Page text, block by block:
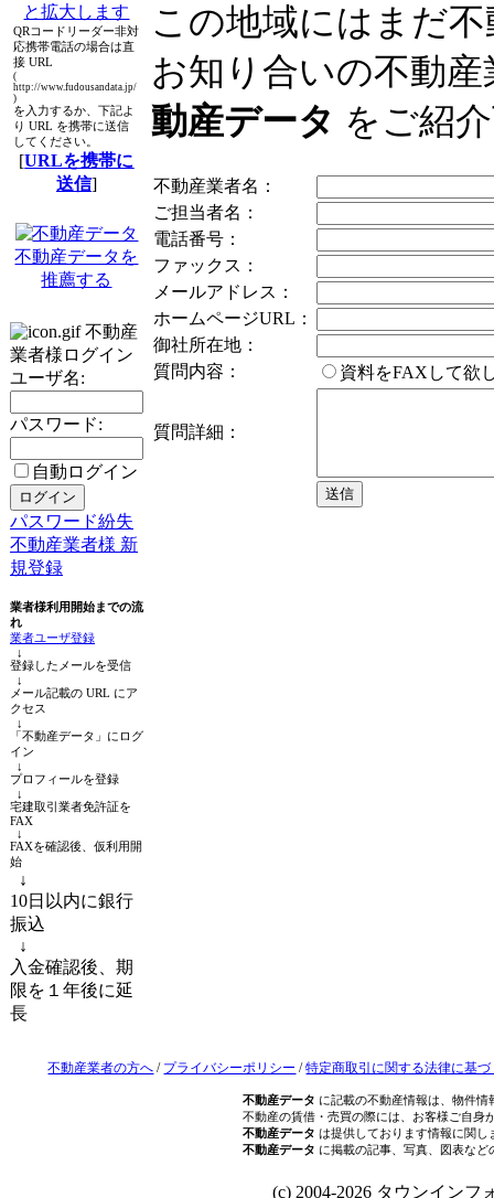
QRコードリーダー非対
応携帯電話の場合は直
接 URL
(
http://www.fudousandata.jp/
)
を入力するか、下記よ
り URL を携帯に送信
してください。
[URLを携帯に
送信]
不動産データを
推薦する
不動産
業者様ログイン
ユーザ名:
パスワード:
自動ログイン
パスワード紛失
不動産業者様 新
規登録
業者様利用開始までの流
れ
業者ユーザ登録
↓
登録したメールを受信
↓
メール記載の URL にア
クセス
↓
「不動産データ」にログ
イン
↓
プロフィールを登録
↓
宅建取引業者免許証を
FAX
↓
FAXを確認後、仮利用開
始
↓
10日以内に銀行
振込
↓
入金確認後、期
限を１年後に延
長
この地域にはまだ
お知り合いの不動
動産データ をご紹
不動産業者名：
ご担当者名：
電話番号：
ファックス：
メールアドレス：
ホームページURL：
御社所在地：
質問内容：
資料をFAXして
質問詳細：
不動産業者の方へ / プライバシーポリシー /特定商取引に関する法律に基
不動産データ に記載の不動産情報は、物件
不動産の賃借・売買の際には、お客様ご自身
不動産データ は提供しております情報に関し
不動産データ に掲載の記事、写真、図表な
(c) 2004-2026 タウンインフ